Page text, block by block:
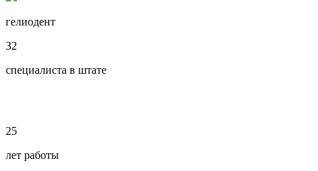
гелиодент
32
специалиста в штате
25
лет работы